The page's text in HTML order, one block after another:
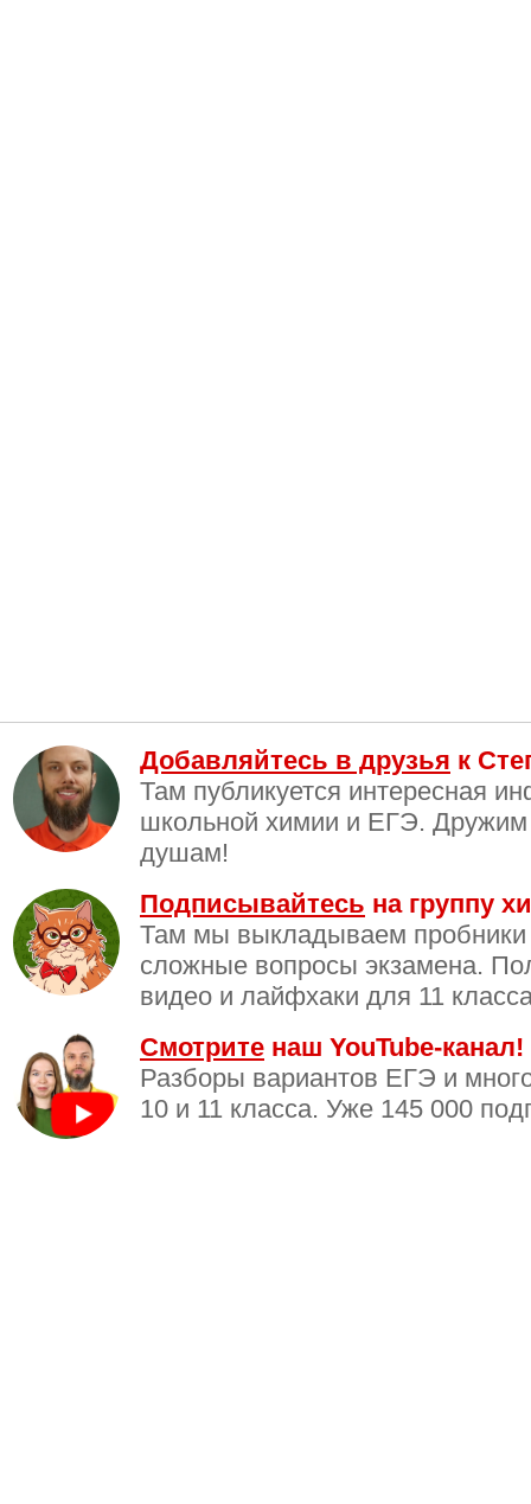
Добавляйтесь в друзья к
Там публикуется интересная
школьной химии и ЕГЭ.
душам!
Подписывайтесь на группу
Там мы выкладываем
сложные вопросы экзамена.
видео и лайфхаки для 11
Смотрите наш YouTube-канал!
Разборы вариантов ЕГЭ и
10 и 11 класса. Уже 145 000